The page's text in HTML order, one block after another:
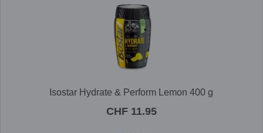
Isostar Hydrate & Perform Lemon 400 g
CHF 11.95